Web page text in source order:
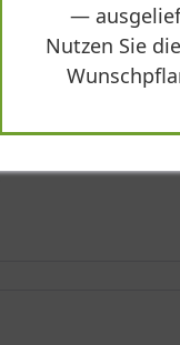
—
Nutzen Sie